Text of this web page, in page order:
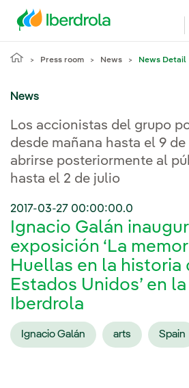
Press room News News Detail
News
Los accionistas del grupo
desde mañana hasta el 9
abrirse posteriormente al
hasta el 2 de julio
2017-03-27 00:00:00.0
Ignacio Galán
exposición ‘La
Huellas en la historia
Estados Unidos’ en la
Iberdrola
Ignacio Galán arts Spain